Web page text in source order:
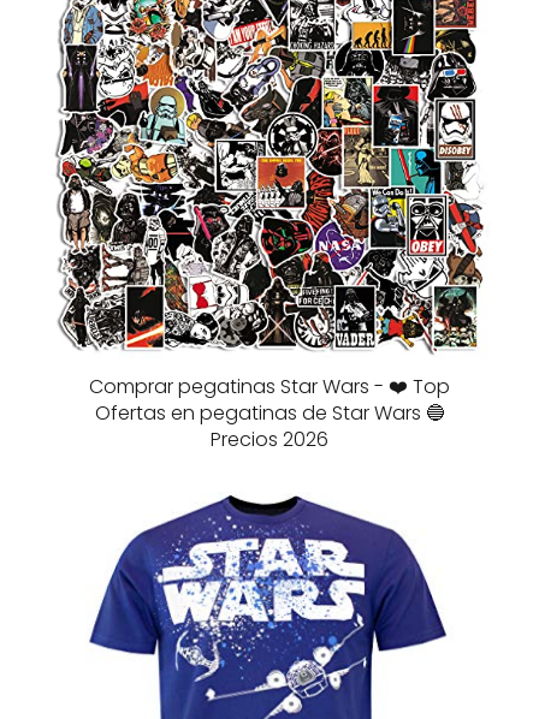
Comprar pegatinas Star Wars - ❤️ Top
Ofertas en pegatinas de Star Wars 🔵
Precios 2026